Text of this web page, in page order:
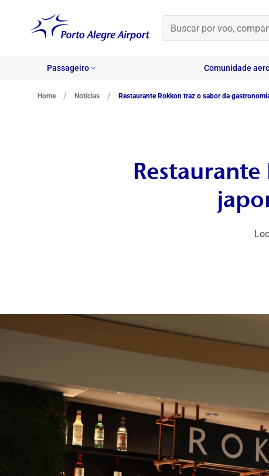
Passageiro Comunidade
Home / Notícias / Restaurante Rokkon traz o sabor da